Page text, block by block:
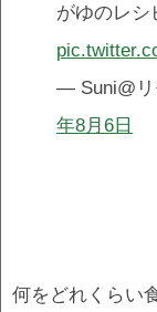
がゆのレシ
— Suni@リ
年8月6日
何をどれくらい